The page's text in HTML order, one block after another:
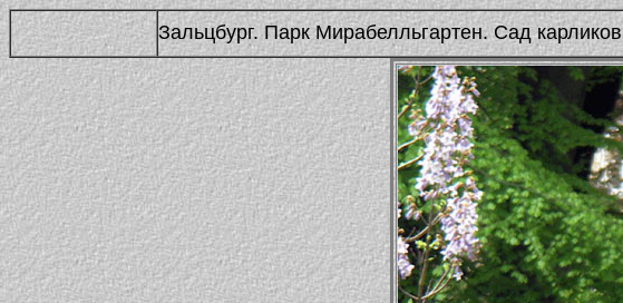
Зальцбург. Парк Мирабелльгартен. Сад карликов